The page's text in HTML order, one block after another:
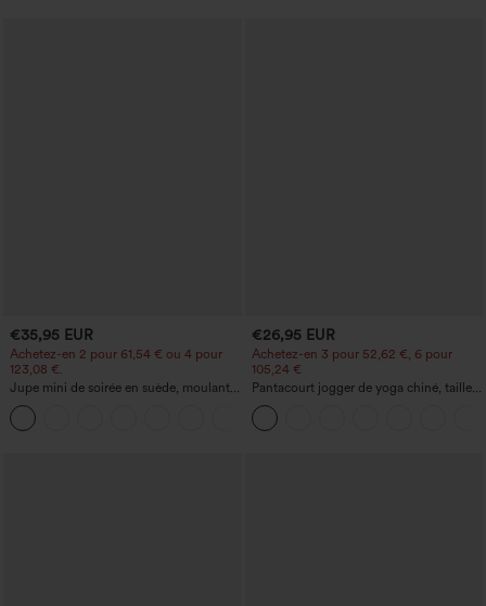
€35,95 EUR
Achetez-en 2 pour 61,54 € ou 4 pour
123,08 €.
Jupe mini de soirée en suède, moulante,
taille haute croisée 2-en-1 avec ourlet à
franges
€26,95 EUR
Achetez-en 3 pour 52,62 €, 6 pour
105,24 €
Pantacourt jogger de yoga chiné, taille
haute, à fronces, avec poches.